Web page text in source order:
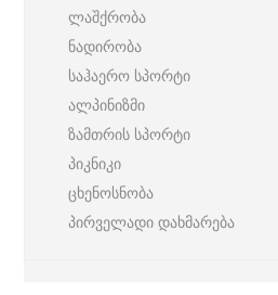
ლაშქრობა
ნადირობა
საჰაერო სპორტი
ალპინიზმი
ზამთრის სპორტი
პიკნიკი
ცხენოსნობა
პირველადი დახმარება